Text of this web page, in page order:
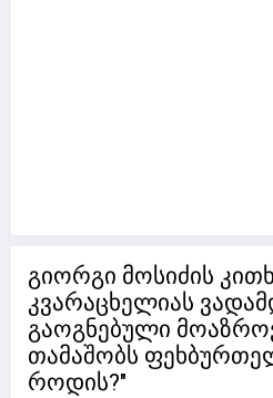
გიორგი მოსიძის
კვარაცხელიას
გაოგნებული
თამაშობს
როდის?"